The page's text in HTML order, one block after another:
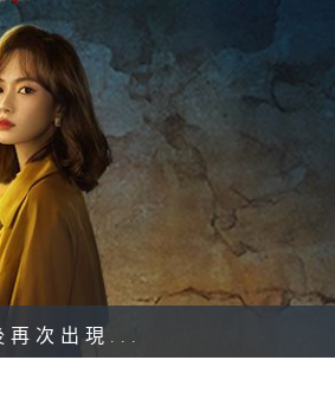
再次出現...